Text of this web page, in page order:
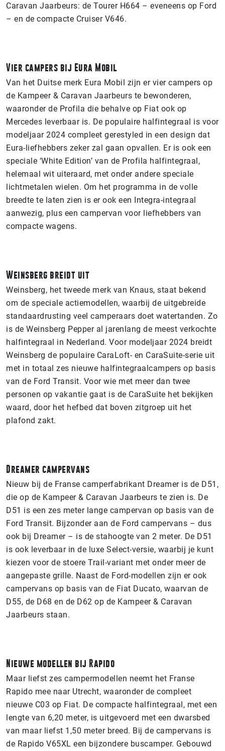
Caravan Jaarbeurs: de Tourer H664 – eveneens op Ford
– en de compacte Cruiser V646.
Vier campers bij Eura Mobil
Van het Duitse merk Eura Mobil zijn er vier campers op
de Kampeer & Caravan Jaarbeurs te bewonderen,
waaronder de Profila die behalve op Fiat ook op
Mercedes leverbaar is. De populaire halfintegraal is voor
modeljaar 2024 compleet gerestyled in een design dat
Eura-liefhebbers zeker zal gaan opvallen. Er is ook een
speciale ‘White Edition’ van de Profila halfintegraal,
helemaal wit uiteraard, met onder andere speciale
lichtmetalen wielen. Om het programma in de volle
breedte te laten zien is er ook een Integra-integraal
aanwezig, plus een campervan voor liefhebbers van
compacte wagens.
Weinsberg breidt uit
Weinsberg, het tweede merk van Knaus, staat bekend
om de speciale actiemodellen, waarbij de uitgebreide
standaardrusting veel camperaars doet watertanden. Zo
is de Weinsberg Pepper al jarenlang de meest verkochte
halfintegraal in Nederland. Voor modeljaar 2024 breidt
Weinsberg de populaire CaraLoft- en CaraSuite-serie uit
met in totaal zes nieuwe halfintegraalcampers op basis
van de Ford Transit. Voor wie met meer dan twee
personen op vakantie gaat is de CaraSuite het bekijken
waard, door het hefbed dat boven zitgroep uit het
plafond zakt.
Dreamer campervans
Nieuw bij de Franse camperfabrikant Dreamer is de D51,
die op de Kampeer & Caravan Jaarbeurs te zien is. De
D51 is een zes meter lange campervan op basis van de
Ford Transit. Bijzonder aan de Ford campervans – dus
ook bij Dreamer – is de stahoogte van 2 meter. De D51
is ook leverbaar in de luxe Select-versie, waarbij je kunt
kiezen voor de stoere Trail-variant met onder meer de
aangepaste grille. Naast de Ford-modellen zijn er ook
campervans op basis van de Fiat Ducato, waarvan de
D55, de D68 en de D62 op de Kampeer & Caravan
Jaarbeurs staan.
Nieuwe modellen bij Rapido
Maar liefst zes campermodellen neemt het Franse
Rapido mee naar Utrecht, waaronder de compleet
nieuwe C03 op Fiat. De compacte halfintegraal, met een
lengte van 6,20 meter, is uitgevoerd met een dwarsbed
van maar liefst 1,50 meter breed. Bij de campervans is
de Rapido V65XL een bijzondere buscamper. Gebouwd